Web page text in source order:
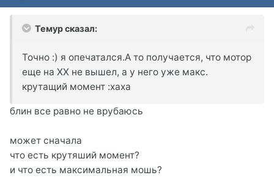
Темур сказал:
Точно :) я опечатался.А то получается, что мотор
еще на ХХ не вышел, а у него уже макс.
крутащий момент :xaxa
блин все равно не врубаюсь
может сначала
что есть крутяший момент?
и что есть максимальная мошь?